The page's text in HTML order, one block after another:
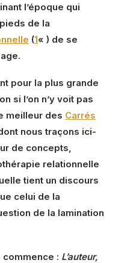
l’époque qui
de la
(1« ) de se
pour la plus grande
si l’on n’y voit pas
meilleur des Carrés
nous traçons ici-
de concepts,
relationnelle
tient un discours
celui de la
de la lamination
commence : L’auteur,